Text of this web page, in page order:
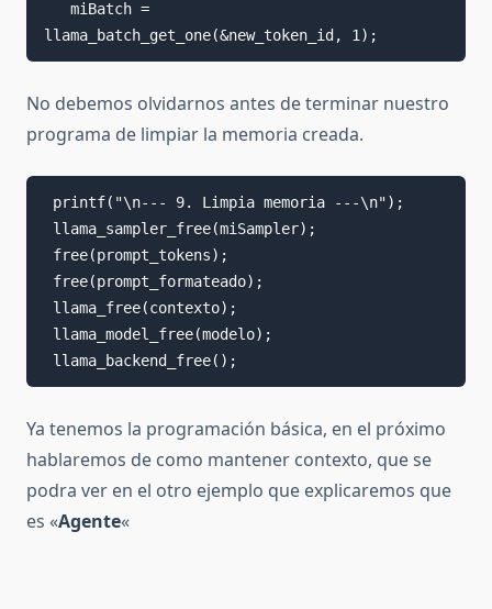
llama_batch_get_one(&new_token_id, 1);
No debemos olvidarnos antes de terminar nuestro
programa de limpiar la memoria creada.
llama_backend_free();
Ya tenemos la programación básica, en el próximo
hablaremos de como mantener contexto, que se
podra ver en el otro ejemplo que explicaremos que
es «Agente«